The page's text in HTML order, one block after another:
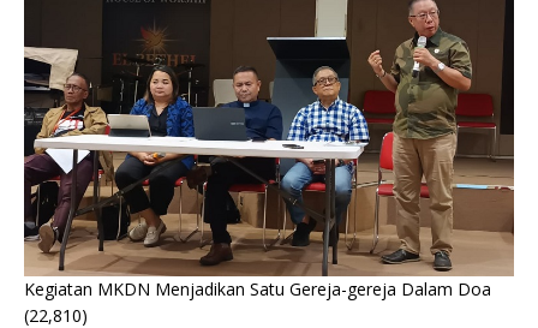
Kegiatan MKDN Menjadikan Satu Gereja-gereja Dalam Doa
(22,810)